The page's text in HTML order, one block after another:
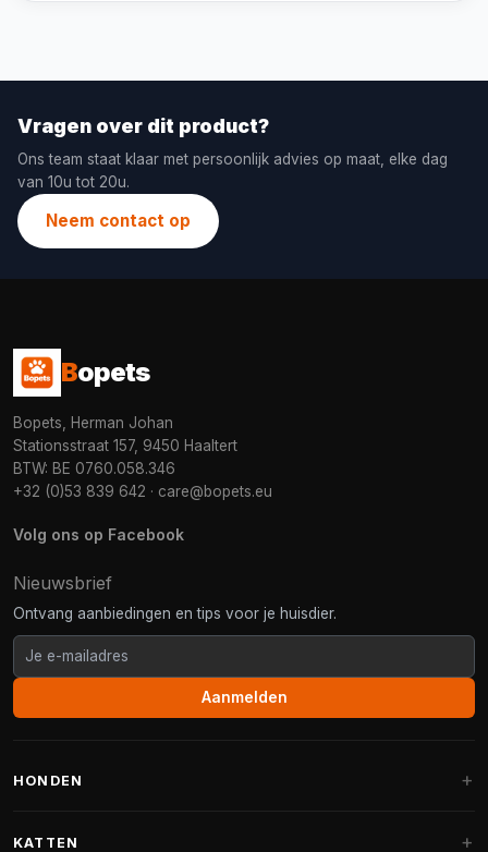
Vragen over dit product?
Ons team staat klaar met persoonlijk advies op maat, elke dag
van 10u tot 20u.
Neem contact op
Bopets
Bopets, Herman Johan
Stationsstraat 157, 9450 Haaltert
BTW: BE 0760.058.346
+32 (0)53 839 642 · care@bopets.eu
Volg ons op Facebook
Nieuwsbrief
Ontvang aanbiedingen en tips voor je huisdier.
Aanmelden
HONDEN
KATTEN